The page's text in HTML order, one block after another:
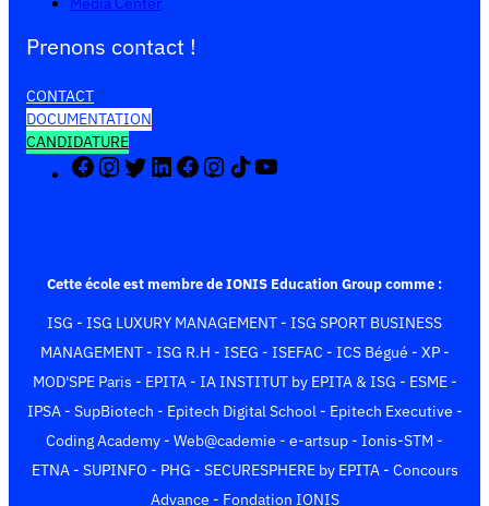
Prenons contact !
CONTACT
DOCUMENTATION
CANDIDATURE
F
o
k
I
g
a
m
X
t
e
r
L
d
n
F
o
k
I
g
a
m
T
k
b
Cette école est membre de IONIS Education Group comme :
ISG - ISG LUXURY MANAGEMENT - ISG SPORT BUSINESS
MANAGEMENT- ISG R.H - ISEG - ISEFAC - ICS Bégué - XP-
MOD'SPE Paris - EPITA- IA INSTITUT by EPITA & ISG - ESME-
IPSA- SupBiotech - Epitech Digital School- Epitech Executive -
Coding Academy - Web@cademie - e-artsup - Ionis-STM -
ETNA- SUPINFO - PHG - SECURESPHERE by EPITA- Concours
Advance - Fondation IONIS